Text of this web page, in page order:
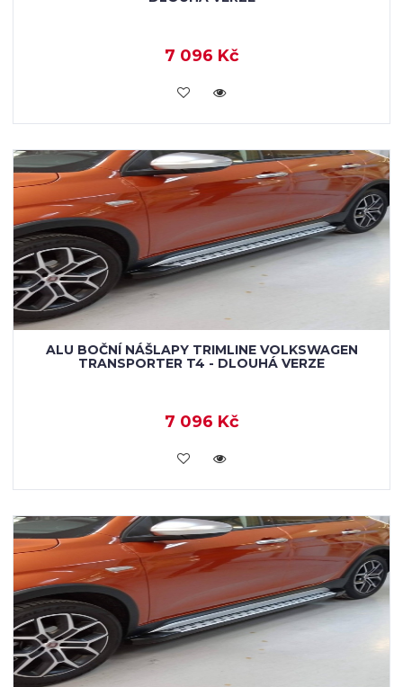
7 096 Kč
KOUPIT
ALU BOČNÍ NÁŠLAPY TRIMLINE VOLKSWAGEN
TRANSPORTER T4 - DLOUHÁ VERZE
7 096 Kč
KOUPIT